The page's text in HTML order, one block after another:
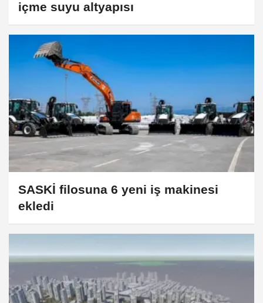
içme suyu altyapısı
SASKİ filosuna 6 yeni iş makinesi
ekledi